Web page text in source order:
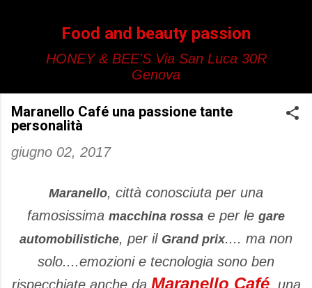
Food and beauty passion
HONEY & BEE'S Via San Luca 30R
Genova
Maranello Café una passione tante
personalità
giugno 02, 2017
Maranello, città conosciuta per una
famosissima macchina rossa e per le gare
automobilistiche, per il Grand prix.... ma non
solo....emozioni e tecnologia sono ben
rispecchiate anche da Maranello Café, una